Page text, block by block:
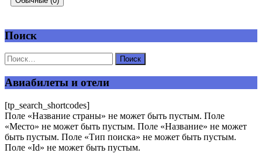
Добавить комментарий
Ваш адрес email не будет опубликован.
Поиск
Авиабилеты и отели
[tp_search_shortcodes]
Поле «Название страны» не может быть пустым. Поле
«Место» не может быть пустым. Поле «Название» не может
быть пустым. Поле «Тип поиска» не может быть пустым.
Поле «Id» не может быть пустым.